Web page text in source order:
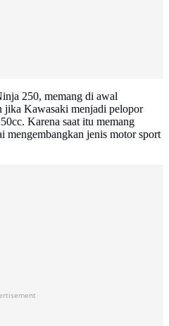
250, memang di awal
jika Kawasaki menjadi pelopor
Karena saat itu memang
mengembangkan jenis motor sport